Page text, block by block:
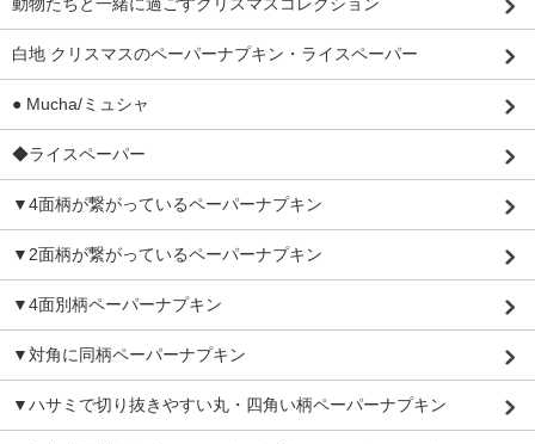
白地 クリスマスのペーパーナプキン・ライスペーパー
● Mucha/ミュシャ
◆ライスペーパー
▼4面柄が繋がっているペーパーナプキン
▼2面柄が繋がっているペーパーナプキン
▼4面別柄ペーパーナプキン
▼対角に同柄ペーパーナプキン
▼ハサミで切り抜きやすい丸・四角い柄ペーパーナプキン